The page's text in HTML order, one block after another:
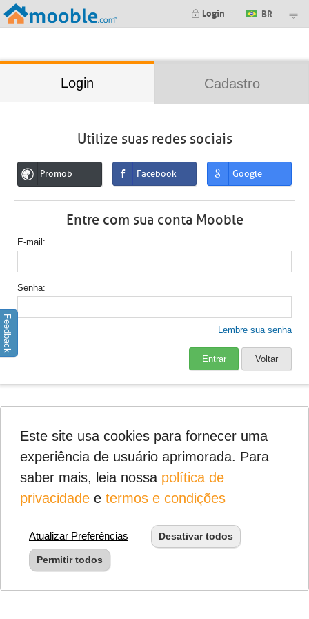
Login BR
Login Cadastro
Utilize suas redes sociais
Promob Facebook Google
Entre com sua conta Mooble
E-mail
Senha
Lembre sua senha
Entrar Voltar
Feedback
Este site usa cookies para fornecer uma
experiência de usuário aprimorada. Para
saber mais, leia nossa política de
privacidadee termos e condições
Atualizar Preferências Desativar todos
Permitir todos